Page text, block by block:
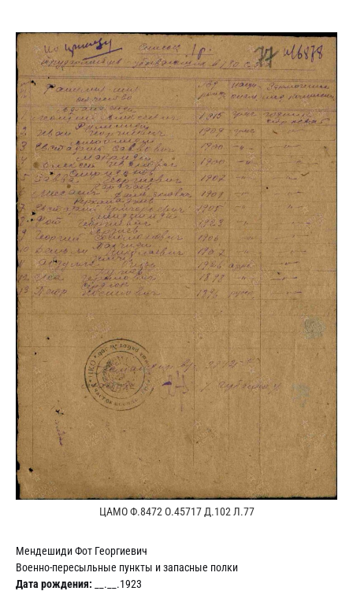
ЦАМО Ф.8472 О.45717 Д.102 Л.77
Мендешиди Фот Георгиевич
Военно-пересыльные пункты и запасные полки
Дата рождения: __.__.1923